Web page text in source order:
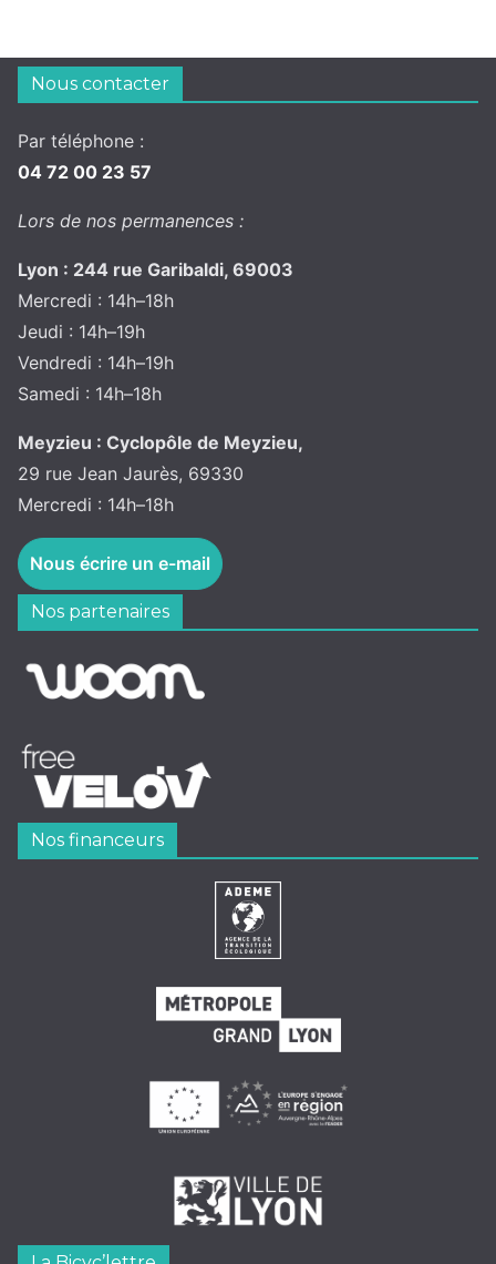
Nous contacter
Par téléphone :
04 72 00 23 57
Lors de nos permanences :
Lyon : 244 rue Garibaldi, 69003
Mercredi : 14h–18h
Jeudi : 14h–19h
Vendredi : 14h–19h
Samedi : 14h–18h
Meyzieu : Cyclopôle de Meyzieu,
29 rue Jean Jaurès, 69330
Mercredi : 14h–18h
Nous écrire un e-mail
Nos partenaires
Nos financeurs